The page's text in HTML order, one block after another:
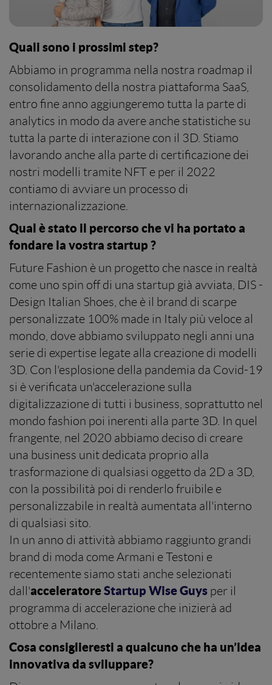
Quali sono i prossimi step?
Abbiamo in programma nella nostra roadmap il
consolidamento della nostra piattaforma SaaS,
entro fine anno aggiungeremo tutta la parte di
analytics in modo da avere anche statistiche su
tutta la parte di interazione con il 3D. Stiamo
lavorando anche alla parte di certificazione dei
nostri modelli tramite NFT e per il 2022
contiamo di avviare un processo di
internazionalizzazione.
Qual è stato il percorso che vi ha portato a
fondare la vostra startup ?
Future Fashion è un progetto che nasce in realtà
come uno spin off di una startup già avviata, DIS -
Design Italian Shoes, che è il brand di scarpe
personalizzate 100% made in Italy più veloce al
mondo, dove abbiamo sviluppato negli anni una
serie di expertise legate alla creazione di modelli
3D. Con l'esplosione della pandemia da Covid-19
si è verificata un'accelerazione sulla
digitalizzazione di tutti i business, soprattutto nel
mondo fashion poi inerenti alla parte 3D. In quel
frangente, nel 2020 abbiamo deciso di creare
una business unit dedicata proprio alla
trasformazione di qualsiasi oggetto da 2D a 3D,
con la possibilità poi di renderlo fruibile e
personalizzabile in realtà aumentata all'interno
di qualsiasi sito.
In un anno di attività abbiamo raggiunto grandi
brand di moda come Armani e Testoni e
recentemente siamo stati anche selezionati
dall'acceleratoreStartup Wise Guys per il
programma di accelerazione che inizierà ad
ottobre a Milano.
Cosa consiglieresti a qualcuno che ha un’idea
innovativa da sviluppare?